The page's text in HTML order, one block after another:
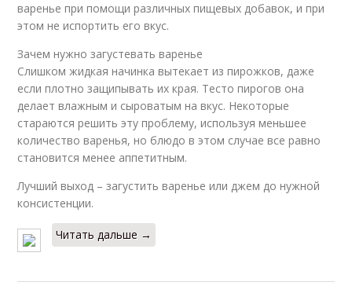
варенье при помощи различных пищевых добавок, и при
этом не испортить его вкус.
Зачем нужно загустевать варенье
Слишком жидкая начинка вытекает из пирожков, даже
если плотно защипывать их края. Тесто пирогов она
делает влажным и сыроватым на вкус. Некоторые
стараются решить эту проблему, используя меньшее
количество варенья, но блюдо в этом случае все равно
становится менее аппетитным.
Лучший выход – загустить варенье или джем до нужной
консистенции.
Читать дальше →